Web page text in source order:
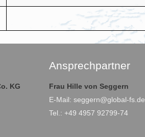
KG
Ansprechpartner
Frau Hille von Seggern
E-Mail:seggern@global-fs.de
Tel.: +49 4957 92799-74